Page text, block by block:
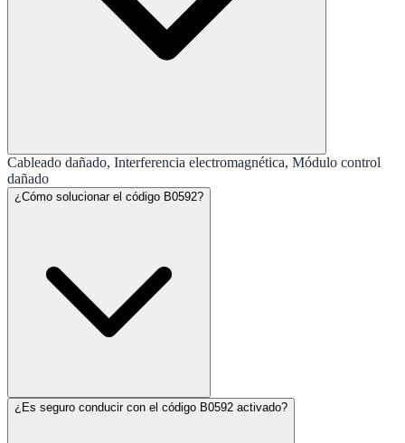
Cableado dañado, Interferencia electromagnética, Módulo control
dañado
¿Cómo solucionar el código B0592?
¿Es seguro conducir con el código B0592 activado?